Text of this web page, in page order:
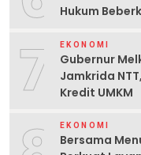
Hukum
7 EKONOMI
Gubernur
Jamkrida
Kredit UMKM
EKONOMI
Bersama